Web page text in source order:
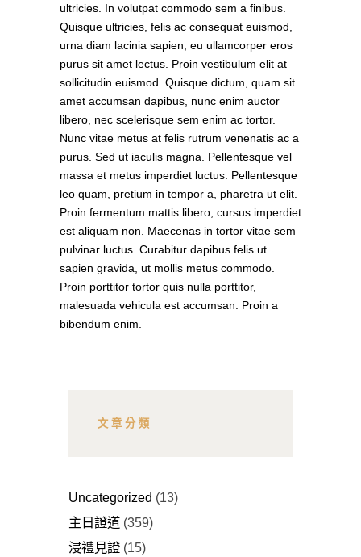
ultricies. In volutpat commodo sem a finibus.
Quisque ultricies, felis ac consequat euismod,
urna diam lacinia sapien, eu ullamcorper eros
purus sit amet lectus. Proin vestibulum elit at
sollicitudin euismod. Quisque dictum, quam sit
amet accumsan dapibus, nunc enim auctor
libero, nec scelerisque sem enim ac tortor.
Nunc vitae metus at felis rutrum venenatis ac a
purus. Sed ut iaculis magna. Pellentesque vel
massa et metus imperdiet luctus. Pellentesque
leo quam, pretium in tempor a, pharetra ut elit.
Proin fermentum mattis libero, cursus imperdiet
est aliquam non. Maecenas in tortor vitae sem
pulvinar luctus. Curabitur dapibus felis ut
sapien gravida, ut mollis metus commodo.
Proin porttitor tortor quis nulla porttitor,
malesuada vehicula est accumsan. Proin a
bibendum enim.
文章分類
Uncategorized (13)
主日證道 (359)
浸禮見證 (15)